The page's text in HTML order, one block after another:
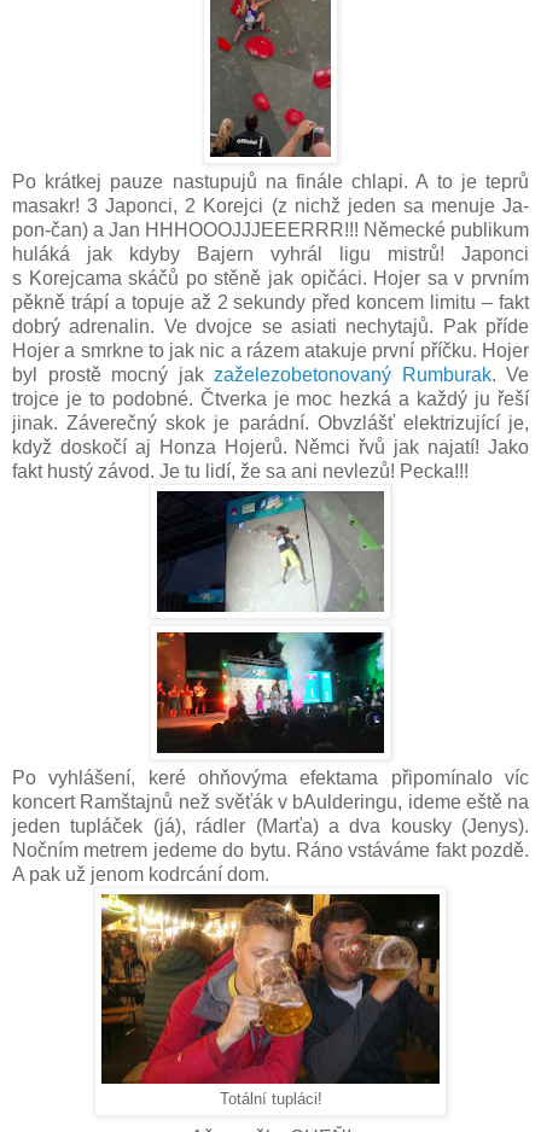
Po krátkej pauze nastupujů na finále chlapi. A to je teprů
masakr! 3 Japonci, 2 Korejci (z nichž jeden sa menuje Ja-
pon-čan) a Jan HHHOOOJJJEEERRR!!! Německé publikum
huláká jak kdyby Bajern vyhrál ligu mistrů! Japonci
s Korejcama skáčů po stěně jak opičáci. Hojer sa v prvním
pěkně trápí a topuje až 2 sekundy před koncem limitu – fakt
dobrý adrenalin. Ve dvojce se asiati nechytajů. Pak příde
Hojer a smrkne to jak nic a rázem atakuje první příčku. Hojer
byl prostě mocný jak zaželezobetonovaný Rumburak. Ve
trojce je to podobné. Čtverka je moc hezká a každý ju řeší
jinak. Záverečný skok je parádní. Obvzlášť elektrizující je,
když doskočí aj Honza Hojerů. Němci řvů jak najatí! Jako
fakt hustý závod. Je tu lidí, že sa ani nevlezů! Pecka!!!
Po vyhlášení, keré ohňovýma efektama připomínalo víc
koncert Ramštajnů než svěťák v bAulderingu, ideme eště na
jeden tupláček (já), rádler (Marťa) a dva kousky (Jenys).
Nočním metrem jedeme do bytu. Ráno vstáváme fakt pozdě.
A pak už jenom kodrcání dom.
Totální tupláci!